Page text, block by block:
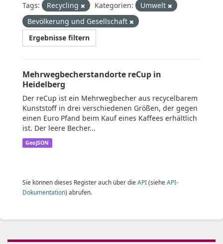
Tags: Recycling Kategorien:
Umwelt
Bevölkerung und Gesellschaft
Ergebnisse filtern
Mehrwegbecherstandorte reCup in
Heidelberg
Der reCup ist ein Mehrwegbecher aus recycelbarem
Kunststoff in drei verschiedenen Größen, der gegen
einen Euro Pfand beim Kauf eines Kaffees erhältlich
ist. Der leere Becher...
GeoJSON
Sie können dieses Register auch über die API(siehe API-
Dokumentation) abrufen.